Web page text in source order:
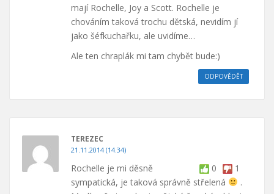
mají Rochelle, Joy a Scott. Rochelle je
chováním taková trochu dětská, nevidím jí
jako šéfkuchařku, ale uvidíme…
Ale ten chraplák mi tam chybět bude:)
ODPOVĚDĚT
TEREZEC
21.11.2014 (14.34)
0 1
Rochelle je mi děsně
sympatická, je taková správně střelená
.